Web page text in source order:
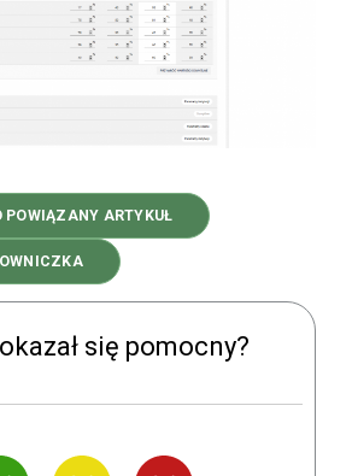
POWIĄZANY ARTYKUŁ
się pomocny?